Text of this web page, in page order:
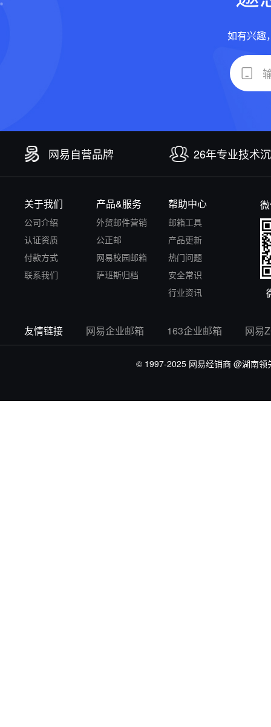
如有兴趣
网易自营品牌 26年专业技术
关于我们
公司介绍
认证资质
付款方式
联系我们
产品&服务
外贸邮件营销
公正邮
网易校园邮箱
萨班斯归档
帮助中心
邮箱工具
产品更新
热门问题
安全常识
行业资讯
友情链接 网易企业邮箱 163企业邮箱 网易
© 1997-2025 网易经销商 @湖南领